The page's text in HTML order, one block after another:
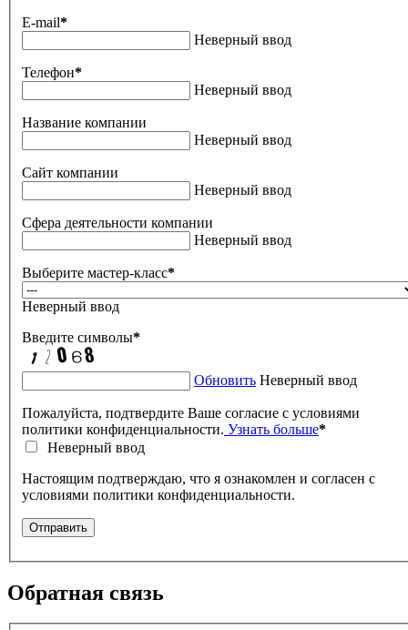
E-mail*
Неверный ввод
Телефон*
Неверный ввод
Название компании
Неверный ввод
Сайт компании
Неверный ввод
Сфера деятельности компании
Неверный ввод
Выберите мастер-класс*
Неверный ввод
Введите символы*
Обновить Неверный ввод
Пожалуйста, подтвердите Ваше согласие с условиями
политики конфиденциальности. Узнать больше*
Неверный ввод
Настоящим подтверждаю, что я ознакомлен и согласен с
условиями политики конфиденциальности.
Отправить
Обратная связь